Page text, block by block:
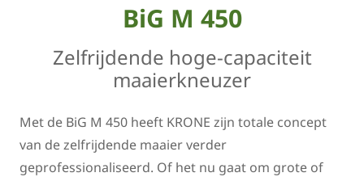
BiG M 450
Zelfrijdende hoge-capaciteit
maaierkneuzer
Met de BiG M 450 heeft ­KRONE zijn totale concept
van de zelfrijdende maaier verder
geprofessionaliseerd. Of het nu gaat om grote of